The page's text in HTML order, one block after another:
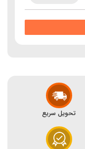
تحویل سریع